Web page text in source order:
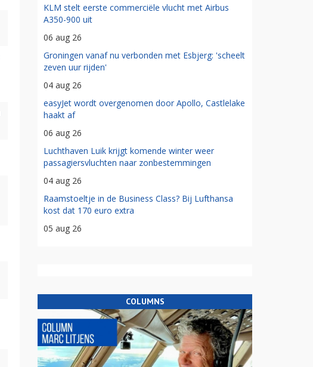
KLM stelt eerste commerciële vlucht met Airbus
A350-900 uit
06 aug 26
Groningen vanaf nu verbonden met Esbjerg: 'scheelt
zeven uur rijden'
04 aug 26
easyJet wordt overgenomen door Apollo, Castlelake
haakt af
06 aug 26
Luchthaven Luik krijgt komende winter weer
passagiersvluchten naar zonbestemmingen
04 aug 26
Raamstoeltje in de Business Class? Bij Lufthansa
kost dat 170 euro extra
05 aug 26
COLUMNS